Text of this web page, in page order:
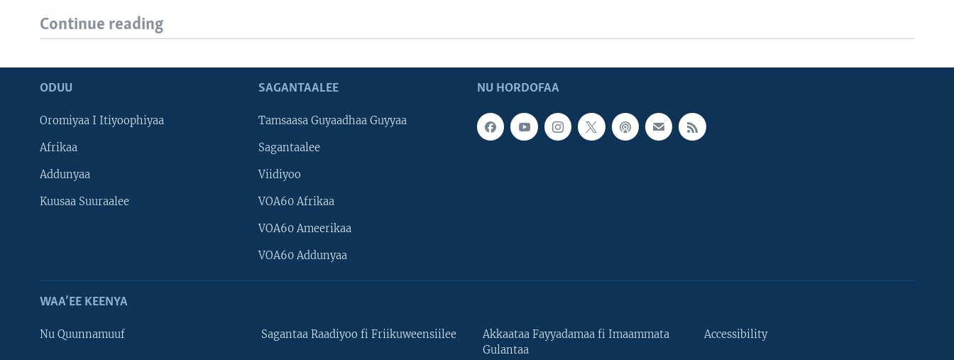
Continue reading
NU HORDOFAA
ODUU
Oromiyaa I Itiyoophiyaa
Afrikaa
Addunyaa
Kuusaa Suuraalee
SAGANTAALEE
Tamsaasa Guyaadhaa Guyyaa
Sagantaalee
Viidiyoo
VOA60 Afrikaa
VOA60 Ameerikaa
VOA60 Addunyaa
WAA’EE KEENYA
Nu Quunnamuuf Sagantaa Raadiyoo fi Friikuweensiilee
Akkaataa Fayyadamaa fi Imaammata
Gulantaa
Accessibility